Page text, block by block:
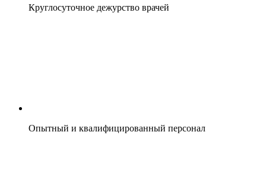
Круглосуточное дежурство врачей
Опытный и квалифицированный персонал